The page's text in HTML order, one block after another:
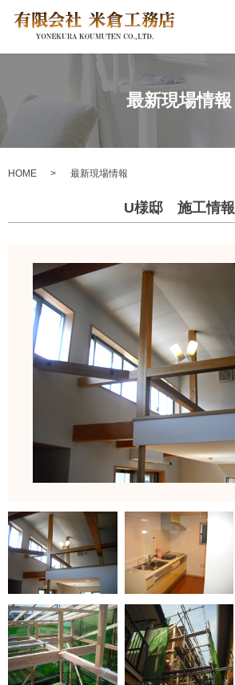
最新現場情報
HOME 最新現場情報
U様邸 施工情報